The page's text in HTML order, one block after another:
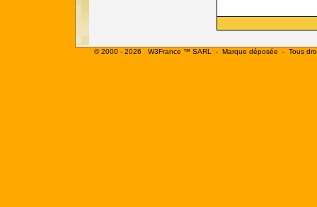
© 2000 - 2026 W3France ™ SARL - Marque déposée - Tous